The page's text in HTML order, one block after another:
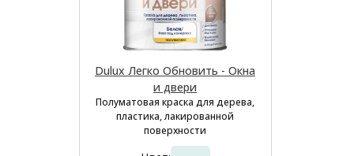
Dulux Легко Обновить - Окна
и двери
Полуматовая краска для дерева,
пластика, лакированной
поверхности